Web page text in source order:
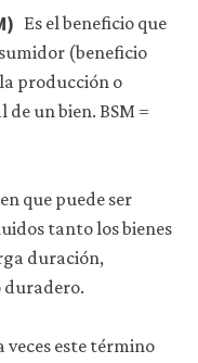
Es el beneficio que
(beneficio
producción o
un bien. BSM =
que puede ser
tanto los bienes
duración,
duradero.
veces este término